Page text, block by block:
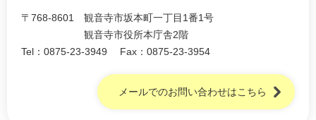
〒768-8601
観音寺市坂本町一丁目1番1号
観音寺市役所本庁舎2階
Tel：0875-23-3949
Fax：0875-23-3954
メールでのお問い合わせはこちら